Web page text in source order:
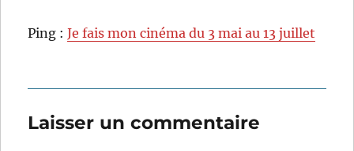
Ping :Je fais mon cinéma du 3 mai au 13 juillet
Laisser un commentaire